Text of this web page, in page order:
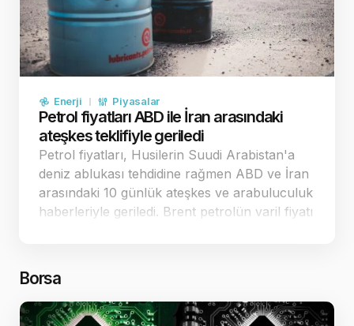
Enerji Piyasalar
Petrol fiyatları ABD ile İran arasındaki
ateşkes teklifiyle geriledi
Petrol fiyatları, Husilerin Suudi Arabistan'a
deniz ablukası tehdidine rağmen ABD ve İran
arasındaki 10 günlük ateşkes ve arabuluculuk
haberleriyle geriledi. Brent petrolün varil fiyatı
Borsa